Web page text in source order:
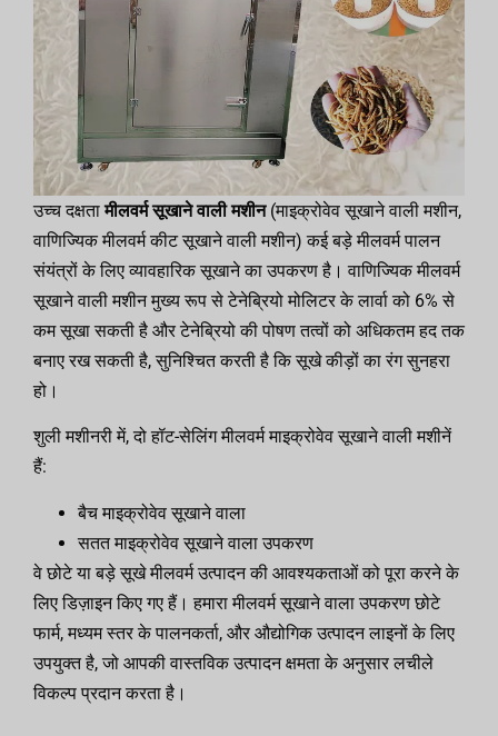
उच्च दक्षतामीलवर्म सूखाने वाली मशीन(माइक्रोवेव सूखाने वाली मशीन,
वाणिज्यिक मीलवर्म कीट सूखाने वाली मशीन) कई बड़े मीलवर्म पालन
संयंत्रों के लिए व्यावहारिक सूखाने का उपकरण है। वाणिज्यिक मीलवर्म
सूखाने वाली मशीन मुख्य रूप से टेनेब्रियो मोलिटर के लार्वा को 6% से
कम सूखा सकती है और टेनेब्रियो की पोषण तत्वों को अधिकतम हद तक
बनाए रख सकती है, सुनिश्चित करती है कि सूखे कीड़ों का रंग सुनहरा
हो।
शुली मशीनरी में, दो हॉट-सेलिंग मीलवर्म माइक्रोवेव सूखाने वाली मशीनें
हैं:
बैच माइक्रोवेव सूखाने वाला
सतत माइक्रोवेव सूखाने वाला उपकरण
वे छोटे या बड़े सूखे मीलवर्म उत्पादन की आवश्यकताओं को पूरा करने के
लिए डिज़ाइन किए गए हैं। हमारा मीलवर्म सूखाने वाला उपकरण छोटे
फार्म, मध्यम स्तर के पालनकर्ता, और औद्योगिक उत्पादन लाइनों के लिए
उपयुक्त है, जो आपकी वास्तविक उत्पादन क्षमता के अनुसार लचीले
विकल्प प्रदान करता है।